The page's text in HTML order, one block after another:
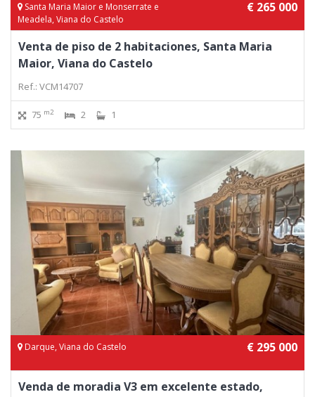
Santa Maria Maior e Monserrate e
Meadela, Viana do Castelo
€ 265 000
Venta de piso de 2 habitaciones, Santa Maria
Maior, Viana do Castelo
Ref.: VCM14707
75 m2 2 1
Darque, Viana do Castelo € 295 000
Venda de moradia V3 em excelente estado,